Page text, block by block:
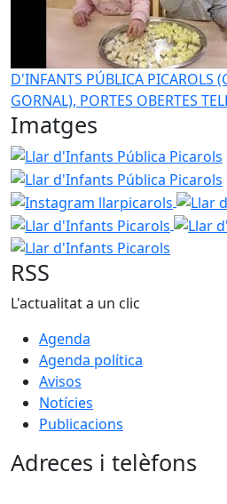
D'INFANTS PÚBLICA PICAROLS
GORNAL), PORTES OBERTES
Imatges
Llar d'Infants Pública Picarols
Llar
Llar
RSS
L'actualitat a un clic
Agenda
Agenda política
Avisos
Notícies
Publicacions
Adreces i telèfons